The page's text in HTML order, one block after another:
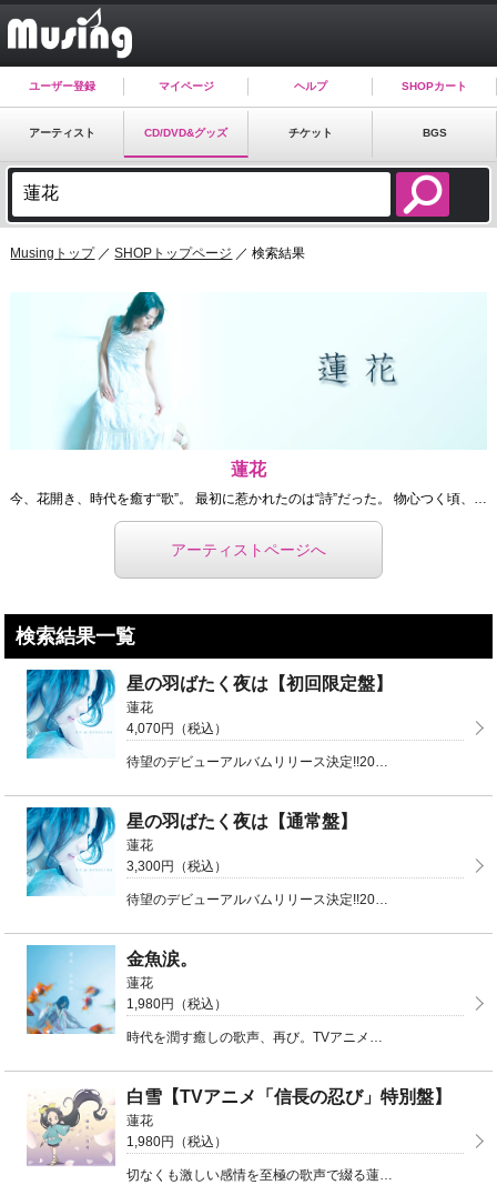
ユーザー登録 マイページ ヘルプ SHOPカート
アーティスト CD/DVD&グッズ チケット BGS
Musingトップ／SHOPトップページ ／ 検索結果
蓮花
今、花開き、時代を癒す“歌”。 最初に惹かれたのは“詩”だった。 物心つく頃、父に買ってもらった金子 ...
アーティストページへ
検索結果一覧
星の羽ばたく夜は【初回限定盤】
蓮花
4,070円（税込）
待望のデビューアルバムリリース決定!!2018年7月の3周年記念ライブで披露された新曲5曲を含む全1 ...
星の羽ばたく夜は【通常盤】
蓮花
3,300円（税込）
待望のデビューアルバムリリース決定!!2018年7月の3周年記念ライブで披露された新曲5曲を含む全1 ...
金魚涙。
蓮花
1,980円（税込）
時代を潤す癒しの歌声、再び。TVアニメ「信長の忍び」と3度目のコラボ！特典DVDには蓮花初の単独ライ ...
白雪【TVアニメ「信長の忍び」特別盤】
蓮花
1,980円（税込）
切なくも激しい感情を至極の歌声で綴る蓮花3rdシングル『白雪』リリース決定！TVアニメ「信長の忍び」 ...